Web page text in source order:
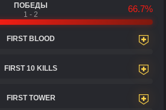
ПОБЕДЫ
1 - 2
66.7%
FIRST BLOOD
FIRST 10 KILLS
FIRST TOWER